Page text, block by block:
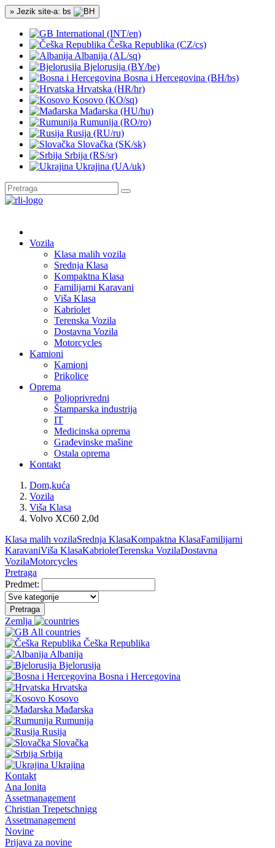
» Jezik site-a: bs
International (INT/en)
Češka Republika (CZ/cs)
Albanija (AL/sq)
Bjelorusija (BY/be)
Bosna i Hercegovina (BH/bs)
Hrvatska (HR/hr)
Kosovo (KO/sq)
Mađarska (HU/hu)
Rumunija (RO/ro)
Rusija (RU/ru)
Slovačka (SK/sk)
Srbija (RS/sr)
Ukrajina (UA/uk)
Vozila
Klasa malih vozila
Srednja Klasa
Kompaktna Klasa
Familijarni Karavani
Viša Klasa
Kabriolet
Terenska Vozila
Dostavna Vozila
Motorcycles
Kamioni
Kamioni
Prikolice
Oprema
Poljoprivredni
Štamparska industrija
IT
Medicinska oprema
Građevinske mašine
Ostala oprema
Kontakt
Dom,kuća
Vozila
Viša Klasa
Volvo XC60 2,0d
Klasa malih vozilaSrednja KlasaKompaktna KlasaFamilijarni
KaravaniViša KlasaKabrioletTerenska VozilaDostavna
VozilaMotorcycles
Pretraga
Predmet:
Pretraga
Zemlja
All countries
Češka Republika
Albanija
Bjelorusija
Bosna i Hercegovina
Hrvatska
Kosovo
Mađarska
Rumunija
Rusija
Slovačka
Srbija
Ukrajina
Kontakt
Ana Ionita
Assetmanagement
Christian Trepetschnigg
Assetmanagement
Novine
Prijava za novine